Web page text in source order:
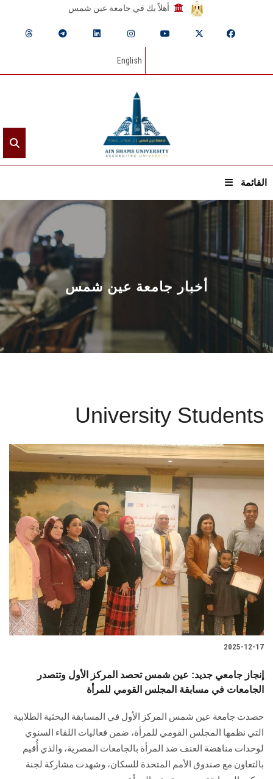
أهلاً بك في جامعة عين شمس
English
القائمة
الرئيسيـة
عن الجامعة
القطاعـات
الشئون الأكاديمية
البحث العلمي
الأنظمة الذكية
تواصل معنا
الطلاب
هيئة التدريس
الدراسات العليا
الزائـرون
سجل الان
أخبار جامعة عين شمس
University Students
2025-12-17
إنجاز جامعي جديد: عين شمس تحصد المركز الأول وتتصدر
الجامعات في مسابقة المجلس القومي للمرأة
حصدت جامعة عين شمس المركز الأول في المسابقة البحثية الطلابية
التي نظمها المجلس القومي للمرأة، ضمن فعاليات اللقاء السنوي
لوحدات مناهضة العنف ضد المرأة بالجامعات المصرية، والذي أُقيم
بالتعاون مع صندوق الأمم المتحدة للسكان، وشهدت مشاركة لجنة